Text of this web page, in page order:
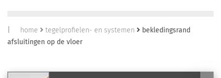
home tegelprofielen- en systemen
bekledingsrand
afsluitingen op de vloer